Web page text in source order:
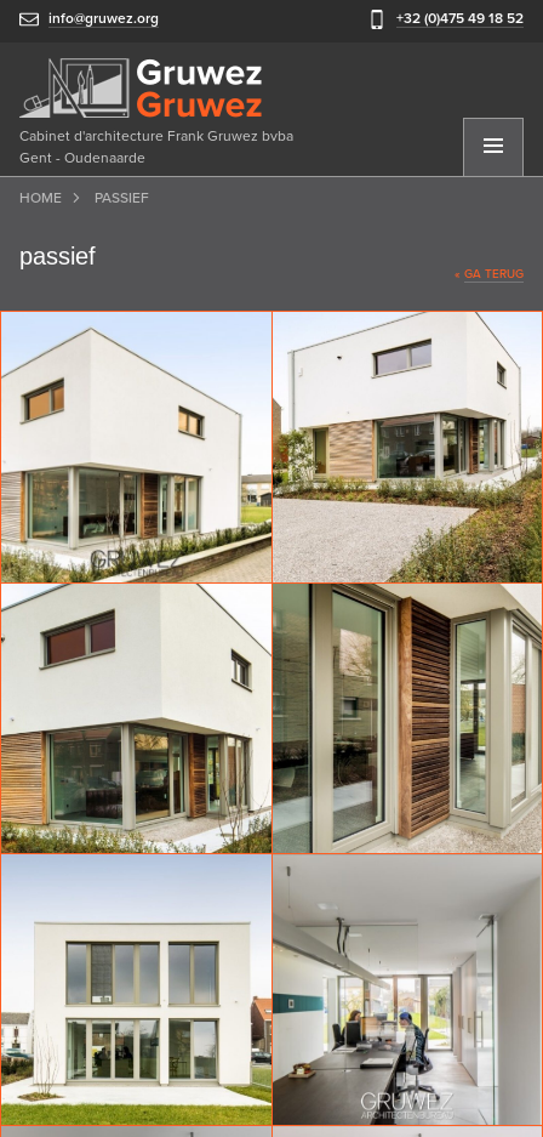
info@gruwez.org +32 (0)475 49 18 52
Cabinet d'architecture Frank Gruwez bvba
Gent - Oudenaarde
HOME PASSIEF
passief
« GA TERUG